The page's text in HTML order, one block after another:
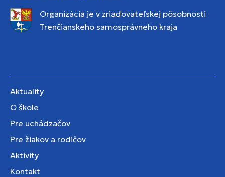
Organizácia je v zriaďovateľskej pôsobnosti
Trenčianskeho samosprávneho kraja
Aktuality
O škole
Pre uchádzačov
Pre žiakov a rodičov
Aktivity
Kontakt